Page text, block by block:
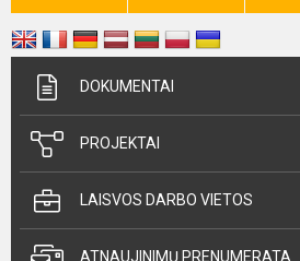
DOKUMENTAI
PROJEKTAI
LAISVOS DARBO VIETOS
ATNAUJINIMŲ PRENUMERATA